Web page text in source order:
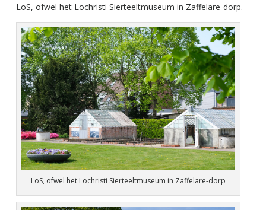
LoS, ofwel het Lochristi Sierteeltmuseum in Zaffelare-dorp.
LoS, ofwel het Lochristi Sierteeltmuseum in Zaffelare-dorp